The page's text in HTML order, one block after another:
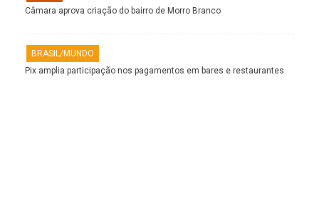
Câmara aprova criação do bairro de Morro Branco
BRASIL/MUNDO
Pix amplia participação nos pagamentos em bares e restaurantes